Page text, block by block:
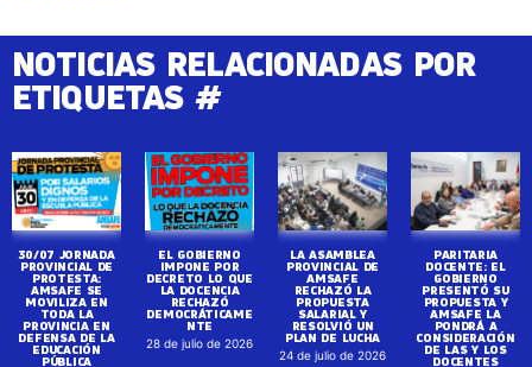
NOTICIAS RELACIONADAS POR
ETIQUETAS #
30/07 JORNADA
PROVINCIAL DE
PROTESTA:
AMSAFE SE
MOVILIZA EN
TODA LA
PROVINCIA EN
DEFENSA DE LA
EDUCACIÓN
PÚBLICA
EL GOBIERNO
IMPONE POR
DECRETO LO QUE
LA DOCENCIA
RECHAZÓ
DEMOCRÁTICAME
NTE
28 de julio de 2026
LA ASAMBLEA
PROVINCIAL DE
AMSAFE
RECHAZÓ LA
PROPUESTA
SALARIAL Y
RESOLVIÓ UN
PLAN DE LUCHA
24 de julio de 2026
PARITARIA
DOCENTE: EL
GOBIERNO
PRESENTÓ SU
PROPUESTA Y
AMSAFE LA
PONDRÁ A
CONSIDERACIÓN
DE LAS Y LOS
DOCENTES